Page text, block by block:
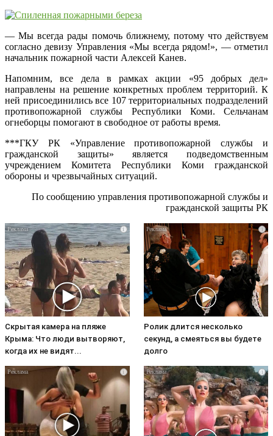
— Мы всегда рады помочь ближнему, потому что действуем
согласно девизу Управления «Мы всегда рядом!», — отметил
начальник пожарной части Алексей Канев.
Напомним, все дела в рамках акции «95 добрых дел»
направлены на решение конкретных проблем территорий. К
ней присоединились все 107 территориальных подразделений
противопожарной службы Республики Коми. Сельчанам
огнеборцы помогают в свободное от работы время.
***ГКУ РК «Управление противопожарной службы и
гражданской защиты» является подведомственным
учреждением Комитета Республики Коми гражданской
обороны и чрезвычайных ситуаций.
По сообщению управления противопожарной службы и
гражданской защиты РК
i
Скрытая камера на пляже
Крыма: Что люди вытворяют,
когда их не видят...
i
Ролик длится несколько
секунд, а смеяться вы будете
долго
i i